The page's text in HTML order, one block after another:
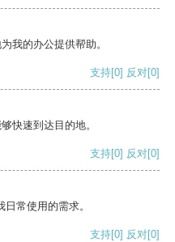
我的办公提供帮助。
支持[0] 反对[0]
快速到达目的地。
支持[0] 反对[0]
常使用的需求。
支持[0] 反对[0]